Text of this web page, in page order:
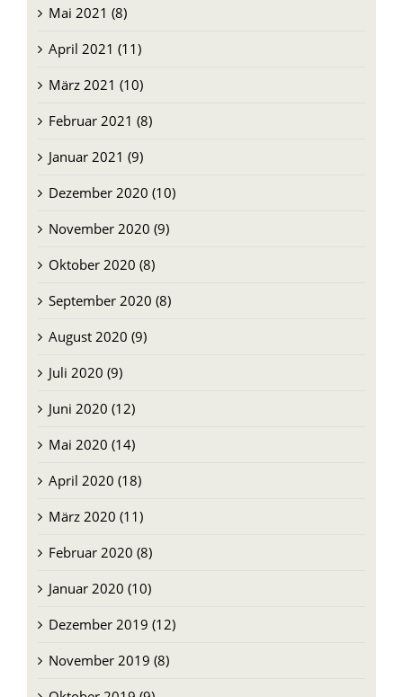
Mai 2021 (8)
April 2021 (11)
März 2021 (10)
Februar 2021 (8)
Januar 2021 (9)
Dezember 2020 (10)
November 2020 (9)
Oktober 2020 (8)
September 2020 (8)
August 2020 (9)
Juli 2020 (9)
Juni 2020 (12)
Mai 2020 (14)
April 2020 (18)
März 2020 (11)
Februar 2020 (8)
Januar 2020 (10)
Dezember 2019 (12)
November 2019 (8)